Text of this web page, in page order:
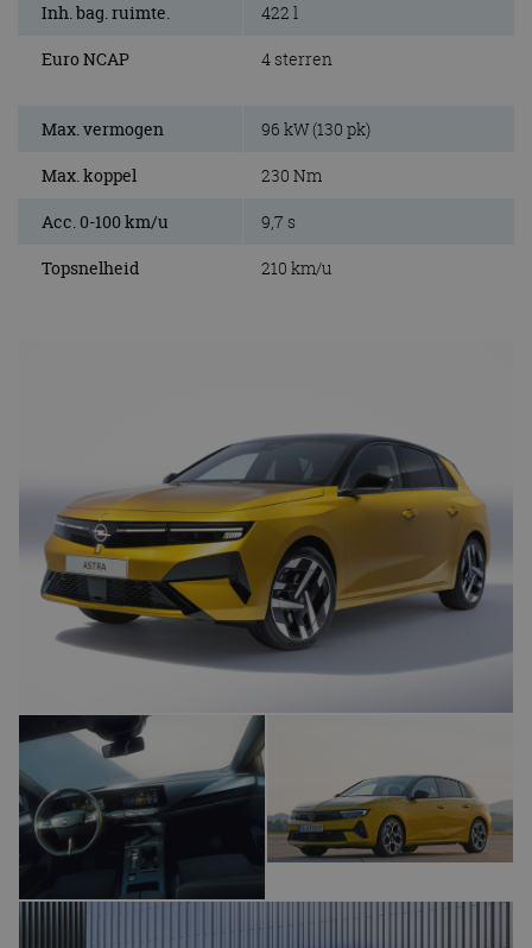
Inh. bag. ruimte. 422 l
Euro NCAP 4 sterren
Max. vermogen 96 kW (130 pk)
Max. koppel 230 Nm
Acc. 0-100 km/u 9,7 s
Topsnelheid 210 km/u